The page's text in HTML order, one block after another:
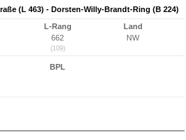
(L 463) - Dorsten-Willy-Brandt-Ring (B 224)
L-Rang
662
(109)
Land
NW
BPL